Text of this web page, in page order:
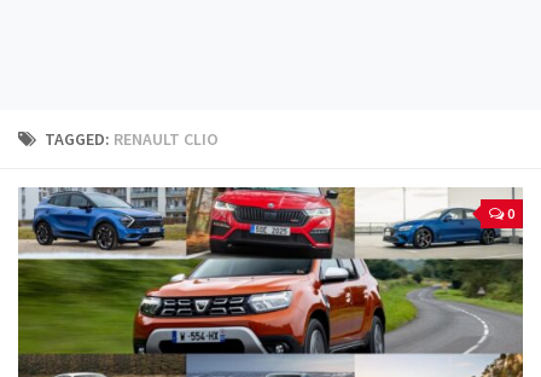
Technika jazdy
Kalkulatory
Przelicznik mocy
Auto z niemiec
Galerie
TAGGED: RENAULT CLIO
0